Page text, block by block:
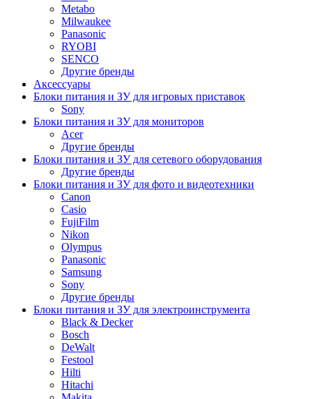
Metabo
Milwaukee
Panasonic
RYOBI
SENCO
Другие бренды
Аксессуары
Блоки питания и ЗУ для игровых приставок
Sony
Блоки питания и ЗУ для мониторов
Acer
Другие бренды
Блоки питания и ЗУ для сетевого оборудования
Другие бренды
Блоки питания и ЗУ для фото и видеотехники
Canon
Casio
FujiFilm
Nikon
Olympus
Panasonic
Samsung
Sony
Другие бренды
Блоки питания и ЗУ для электроинструмента
Black & Decker
Bosch
DeWalt
Festool
Hilti
Hitachi